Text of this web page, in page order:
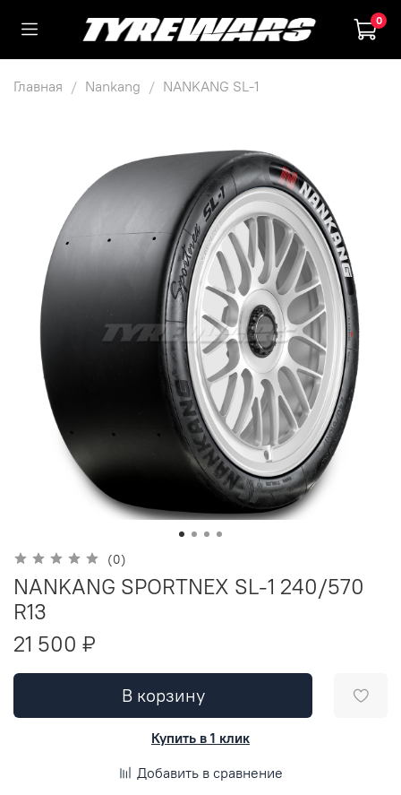
0
Главная Nankang NANKANG SL-1
(0)
NANKANG SPORTNEX SL-1 240/570
R13
21 500 ₽
В корзину
Купить в 1 клик
Добавить в сравнение